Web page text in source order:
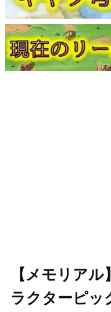
【メモリア
ラクターピッ